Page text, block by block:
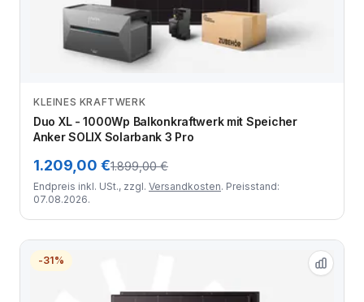
Zum Angebot
KLEINES KRAFTWERK
Duo XL - 1000Wp Balkonkraftwerk mit Speicher
Anker SOLIX Solarbank 3 Pro
1.209,00 €1.899,00 €
Endpreis inkl. USt., zzgl. Versandkosten. Preisstand:
07.08.2026.
-31%